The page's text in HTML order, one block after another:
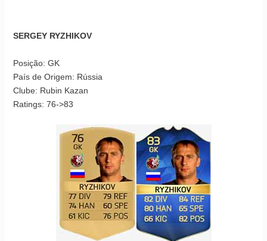
SERGEY RYZHIKOV
Posição: GK
País de Origem: Rússia
Clube: Rubin Kazan
Ratings: 76->83